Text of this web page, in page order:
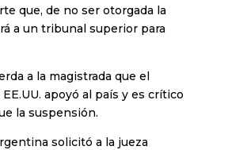
que, de no ser otorgada la
a un tribunal superior para
a la magistrada que el
apoyó al país y es crítico
la suspensión.
solicitó a la jueza